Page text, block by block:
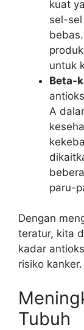
kuat
sel-
untuk
Beta-
A
paru-
Dengan
teratur, kita
kadar
risiko kanker.
Tubuh